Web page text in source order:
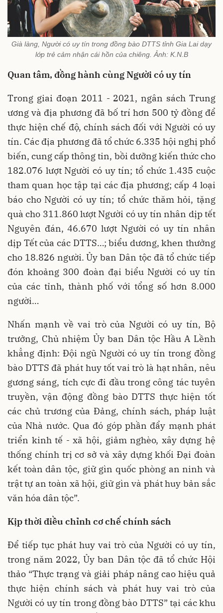
Già làng, Người có uy tín trong đồng bào DTTS tỉnh Gia Lai dạy
lớp trẻ cảm nhận cái hồn của chiêng. Ảnh: K.N.B
Quan tâm, đồng hành cùng Người có uy tín
Trong giai đoạn 2011 - 2021, ngân sách Trung
ương và địa phương đã bố trí hơn 500 tỷ đồng để
thực hiện chế độ, chính sách đối với Người có uy
tín. Các địa phương đã tổ chức 6.335 hội nghị phổ
biến, cung cấp thông tin, bồi dưỡng kiến thức cho
182.076 lượt Người có uy tín; tổ chức 1.435 cuộc
tham quan học tập tại các địa phương; cấp 4 loại
báo cho Người có uy tín; tổ chức thăm hỏi, tặng
quà cho 311.860 lượt Người có uy tín nhân dịp tết
Nguyên đán, 46.670 lượt Người có uy tín nhân
dịp Tết của các DTTS…; biểu dương, khen thưởng
cho 18.826 người. Ủy ban Dân tộc đã tổ chức tiếp
đón khoảng 300 đoàn đại biểu Người có uy tín
của các tỉnh, thành phố với tổng số hơn 8.000
người…
Nhấn mạnh về vai trò của Người có uy tín, Bộ
trưởng, Chủ nhiệm Ủy ban Dân tộc Hầu A Lềnh
khẳng định: Đội ngũ Người có uy tín trong đồng
bào DTTS đã phát huy tốt vai trò là hạt nhân, nêu
gương sáng, tích cực đi đầu trong công tác tuyên
truyền, vận động đồng bào DTTS thực hiện tốt
các chủ trương của Đảng, chính sách, pháp luật
của Nhà nước. Qua đó góp phần đẩy mạnh phát
triển kinh tế - xã hội, giảm nghèo, xây dựng hệ
thống chính trị cơ sở và xây dựng khối Đại đoàn
kết toàn dân tộc, giữ gìn quốc phòng an ninh và
trật tự an toàn xã hội, giữ gìn và phát huy bản sắc
văn hóa dân tộc”.
Kịp thời điều chỉnh cơ chế chính sách
Để tiếp tục phát huy vai trò của Người có uy tín,
trong năm 2022, Ủy ban Dân tộc đã tổ chức Hội
thảo “Thực trạng và giải pháp nâng cao hiệu quả
thực hiện chính sách và phát huy vai trò của
Người có uy tín trong đồng bào DTTS” tại các khu